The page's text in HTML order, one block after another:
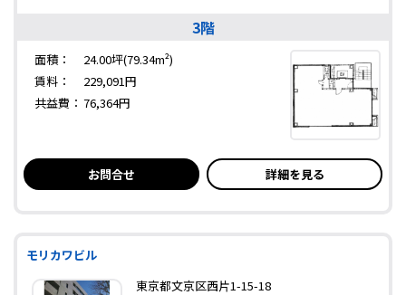
3階
面積：
24.00坪(79.34m²)
賃料：
229,091円
共益費： 76,364円
お問合せ 詳細を見る
モリカワビル
東京都文京区西片1-15-18